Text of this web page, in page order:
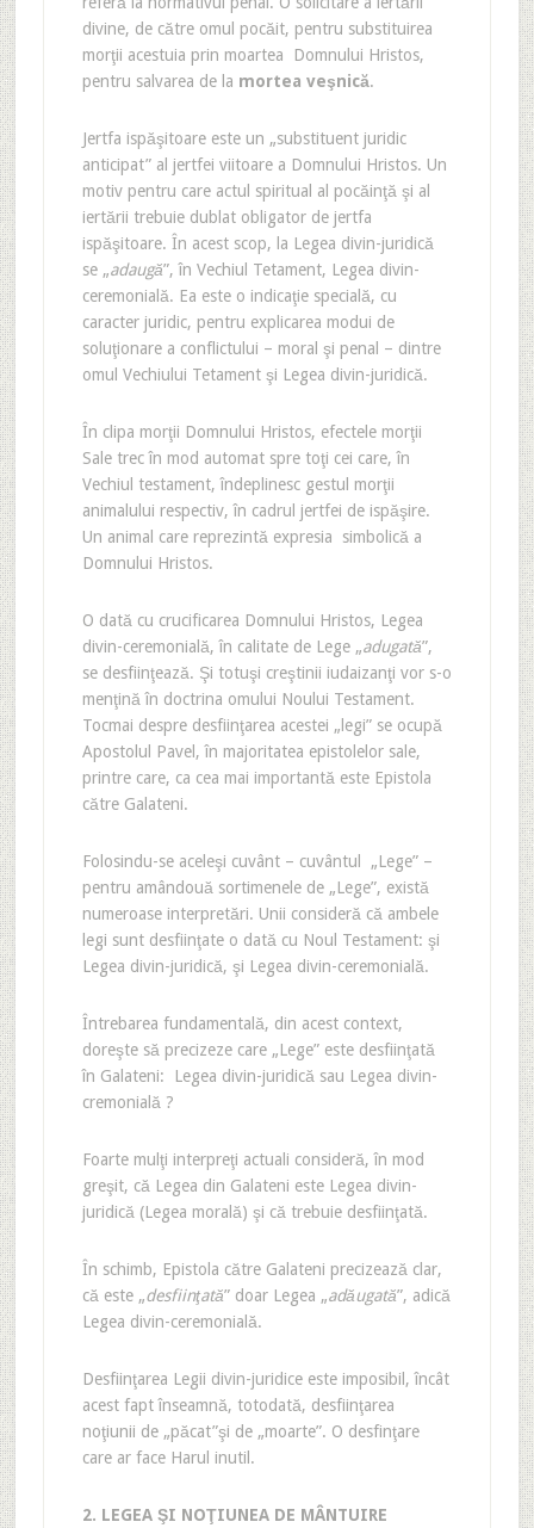
divine, de către omul pocăit, pentru substituirea
morţii acestuia prin moartea Domnului Hristos,
pentru salvarea de la mortea veşnică.
Jertfa ispăşitoare este un „substituent juridic
anticipat” al jertfei viitoare a Domnului Hristos. Un
motiv pentru care actul spiritual al pocăinţă şi al
iertării trebuie dublat obligator de jertfa
ispăşitoare. În acest scop, la Legea divin-juridică
se „adaugă”, în Vechiul Tetament, Legea divin-
ceremonială. Ea este o indicaţie specială, cu
caracter juridic, pentru explicarea modui de
soluţionare a conflictului – moral şi penal – dintre
omul Vechiului Tetament şi Legea divin-juridică.
În clipa morţii Domnului Hristos, efectele morţii
Sale trec în mod automat spre toţi cei care, în
Vechiul testament, îndeplinesc gestul morţii
animalului respectiv, în cadrul jertfei de ispăşire.
Un animal care reprezintă expresia simbolică a
Domnului Hristos.
O dată cu crucificarea Domnului Hristos, Legea
divin-ceremonială, în calitate de Lege „adugată”,
se desfiinţează. Şi totuşi creştinii iudaizanţi vor s-o
menţină în doctrina omului Noului Testament.
Tocmai despre desfiinţarea acestei „legi” se ocupă
Apostolul Pavel, în majoritatea epistolelor sale,
printre care, ca cea mai importantă este Epistola
către Galateni.
Folosindu-se aceleşi cuvânt – cuvântul „Lege” –
pentru amândouă sortimenele de „Lege”, există
numeroase interpretări. Unii consideră că ambele
legi sunt desfiinţate o dată cu Noul Testament: şi
Legea divin-juridică, şi Legea divin-ceremonială.
Întrebarea fundamentală, din acest context,
doreşte să precizeze care „Lege” este desfiinţată
în Galateni: Legea divin-juridică sau Legea divin-
cremonială ?
Foarte mulţi interpreţi actuali consideră, în mod
greşit, că Legea din Galateni este Legea divin-
juridică (Legea morală) şi că trebuie desfiinţată.
În schimb, Epistola către Galateni precizează clar,
că este „desfiinţată” doar Legea „adăugată”, adică
Legea divin-ceremonială.
Desfiinţarea Legii divin-juridice este imposibil, încât
acest fapt înseamnă, totodată, desfiinţarea
noţiunii de „păcat”şi de „moarte”. O desfinţare
care ar face Harul inutil.
2. LEGEA ŞI NOŢIUNEA DE MÂNTUIRE